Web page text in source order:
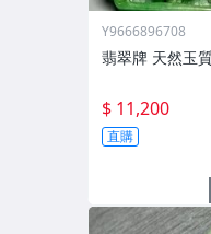
Y9666896708
翡翠牌 天然玉
$ 11,200
直購